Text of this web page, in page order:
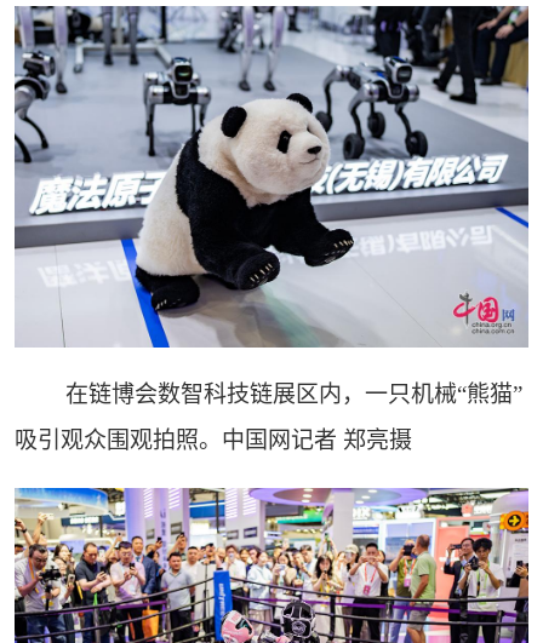
在链博会数智科技链展区内，一只机械“熊猫”
吸引观众围观拍照。中国网记者 郑亮摄